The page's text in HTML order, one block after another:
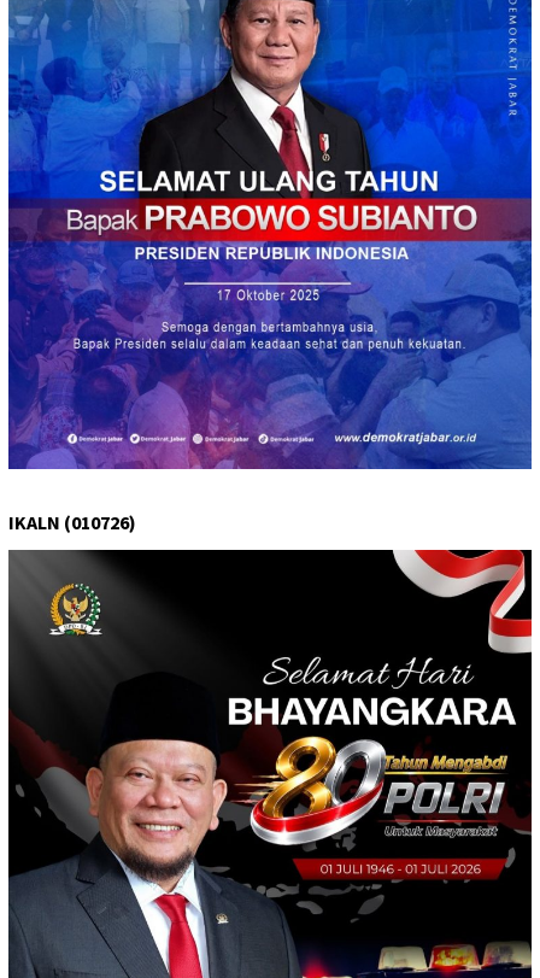
IKALN (010726)